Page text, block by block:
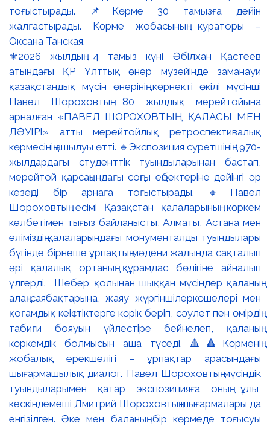
⚜️2026 жылдың 4 тамыз күні Әбілхан Қастеев
атындағы ҚР Ұлттық өнер музейінде заманауи
қазақстандық мүсін өнерінің көрнекті өкілі мүсінші
Павел Шороховтың 80 жылдық мерейтойына
арналған «ПАВЕЛ ШОРОХОВТЫҢ ҚАЛАСЫ МЕН
ДӘУІРІ» атты мерейтойлық ретроспективалық
көрмесінің ашылуы өтті. 🔹Экспозиция суретшінің 1970-
жылдардағы студенттік туындыларынан бастап,
мерейтой қарсаңындағы соңғы еңбектеріне дейінгі әр
кезеңді бір арнаға тоғыстырады. 🔸Павел
Шороховтың есімі Қазақстан қалаларының көркем
келбетімен тығыз байланысты, Алматы, Астана мен
еліміздің қалаларындағы монументалды туындылары
бүгінде бірнеше ұрпақтың мәдени жадында сақталып
әрі қалалық ортаның құрамдас бөлігіне айналып
үлгерді. Шебер қолынан шыққан мүсіндер қаланың
алаң-саябақтарына, жаяу жүргіншілеркөшелері мен
қоғамдық кеңістіктерге көрік беріп, сәулет пен өмірдің
табиғи бояуын үйлестіре бейнелеп, қаланың
көркемдік болмысын аша түседі. 🔺🔺Көрменің
жобалық ерекшелігі – ұрпақтар арасындағы
шығармашылық диалог. Павел Шороховтың мүсіндік
туындыларымен қатар экспозицияға оның ұлы,
кескіндемеші Дмитрий Шороховтың шығармалары да
енгізілген. Әке мен баланың бір көрмеде тоғысуы